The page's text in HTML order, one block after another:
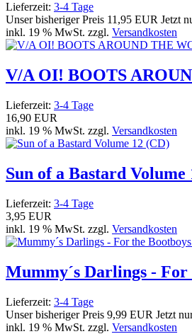
Lieferzeit: 3-4 Tage
Unser bisheriger Preis 11,95 EUR Jetzt
inkl. 19 % MwSt. zzgl. Versandkosten
V/A OI! BOOTS
Lieferzeit: 3-4 Tage
16,90 EUR
inkl. 19 % MwSt. zzgl. Versandkosten
Sun of a Bastard Volume
Lieferzeit: 3-4 Tage
3,95 EUR
inkl. 19 % MwSt. zzgl. Versandkosten
Mummy´s Darlings -
Lieferzeit: 3-4 Tage
Unser bisheriger Preis 9,99 EUR Jetzt
inkl. 19 % MwSt. zzgl. Versandkosten